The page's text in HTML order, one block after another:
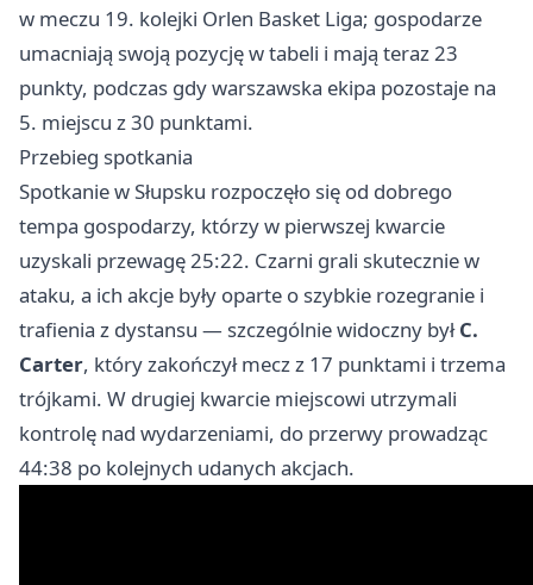
w meczu 19. kolejki Orlen Basket Liga; gospodarze
umacniają swoją pozycję w tabeli i mają teraz 23
punkty, podczas gdy warszawska ekipa pozostaje na
5. miejscu z 30 punktami.
Przebieg spotkania
Spotkanie w Słupsku rozpoczęło się od dobrego
tempa gospodarzy, którzy w pierwszej kwarcie
uzyskali przewagę 25:22. Czarni grali skutecznie w
ataku, a ich akcje były oparte o szybkie rozegranie i
trafienia z dystansu — szczególnie widoczny byłC.
Carter, który zakończył mecz z 17 punktami i trzema
trójkami. W drugiej kwarcie miejscowi utrzymali
kontrolę nad wydarzeniami, do przerwy prowadząc
44:38 po kolejnych udanych akcjach.